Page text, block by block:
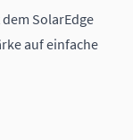
SolarEdge
auf einfache